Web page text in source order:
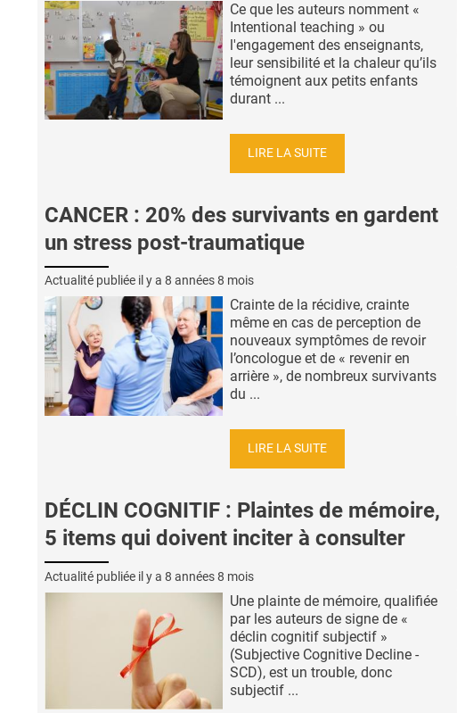
Ce que les auteurs nomment «
Intentional teaching » ou
l'engagement des enseignants,
leur sensibilité et la chaleur qu’ils
témoignent aux petits enfants
durant ...
LIRE LA SUITE
CANCER : 20% des survivants en gardent
un stress post-traumatique
Actualité publiée il y a 8 années 8 mois
Crainte de la récidive, crainte
même en cas de perception de
nouveaux symptômes de revoir
l’oncologue et de « revenir en
arrière », de nombreux survivants
du ...
LIRE LA SUITE
DÉCLIN COGNITIF : Plaintes de mémoire,
5 items qui doivent inciter à consulter
Actualité publiée il y a 8 années 8 mois
Une plainte de mémoire, qualifiée
par les auteurs de signe de «
déclin cognitif subjectif »
(Subjective Cognitive Decline -
SCD), est un trouble, donc
subjectif ...